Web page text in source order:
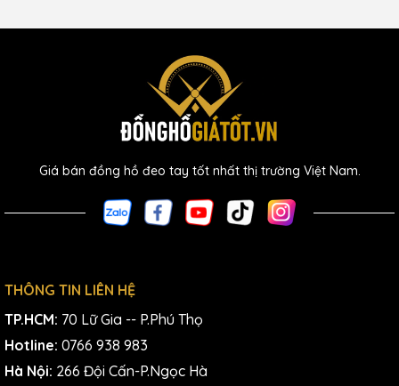
Giá bán đồng hồ đeo tay tốt nhất thị trường Việt Nam.
THÔNG TIN LIÊN HỆ
TP.HCM: 70 Lữ Gia -- P.Phú Thọ
Hotline: 0766 938 983
Hà Nội: 266 Đội Cấn-P.Ngọc Hà